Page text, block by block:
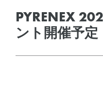
PYRENEX
ント開催予